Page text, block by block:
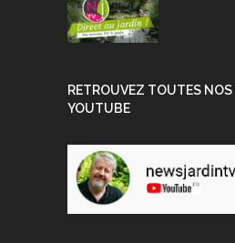
RETROUVEZ TOUTES NOS
YOUTUBE